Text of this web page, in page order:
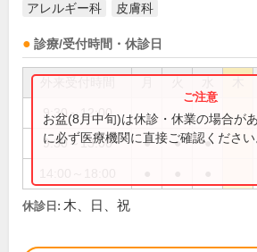
アレルギー科 皮膚科
診療/受付時間・休診日
9:30～12:00
9:30～13:00 ● ● ●
お盆(8月中旬)は休診・休業の場合が
に必ず医療機関に直接ご確認ください
休診日: 木、日、祝